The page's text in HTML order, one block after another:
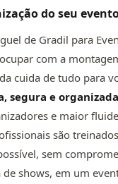
do seu
de Gradil para
com a
cuida de tudo para
segura e organizada
e maior
são
sem
de shows, em um